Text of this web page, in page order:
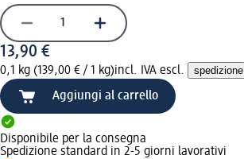
13,90 €
0,1 kg (139,00 € / 1 kg)incl. IVA escl. spedizione
Aggiungi al carrello
Disponibile per la consegna
Spedizione standard in 2-5 giorni lavorativi